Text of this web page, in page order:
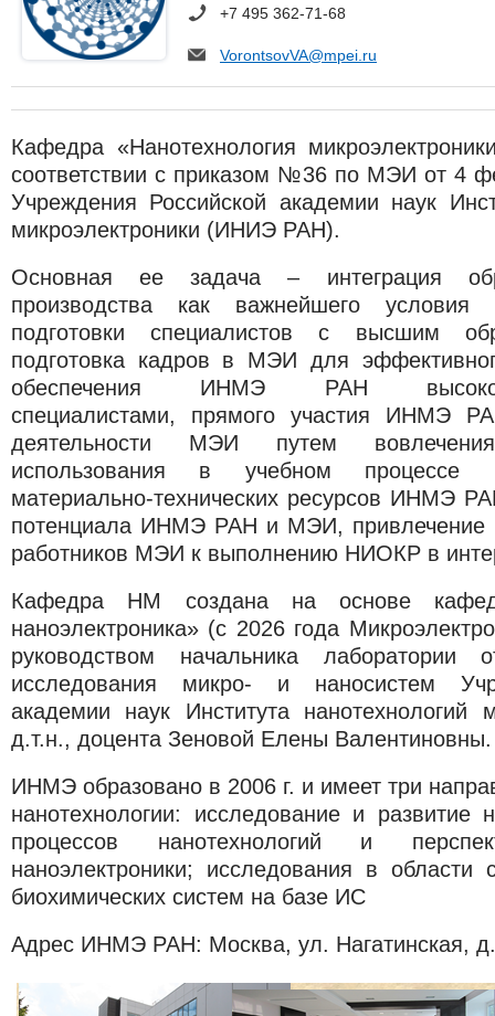
+7 495 362-71-68
VorontsovVA@mpei.ru
Кафедра «Нанотехнология
соответствии с приказом №36 по МЭИ от 4
Учреждения Российской академии наук
микроэлектроники (ИНИЭ РАН).
Основная ее задача – интеграция
производства как важнейшего условия
подготовки специалистов с высшим
подготовка кадров в МЭИ для
обеспечения ИНМЭ РАН
специалистами, прямого участия ИНМЭ
деятельности МЭИ путем
использования в учебном процессе
материально-технических ресурсов ИНМЭ
потенциала ИНМЭ РАН и МЭИ, привлечение
работников МЭИ к выполнению НИОКР в
Кафедра НМ создана на основе
наноэлектроника» (с 2026 года
руководством начальника лаборатории
исследования микро- и наносистем
академии наук Института нанотехнологий
д.т.н., доцента Зеновой Елены Валентиновны.
ИНМЭ образовано в 2006 г. и имеет три
нанотехнологии: исследование и развитие
процессов нанотехнологий и
наноэлектроники; исследования в области
биохимических систем на базе ИС
Адрес ИНМЭ РАН: Москва, ул. Нагатинская,